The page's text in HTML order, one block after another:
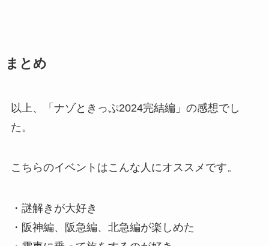
まとめ
以上、「ナゾときっぷ2024完結編」の感想でし
た。
こちらのイベントはこんな人にオススメです。
・謎解きが大好き
・阪神編、阪急編、北急編が楽しめた